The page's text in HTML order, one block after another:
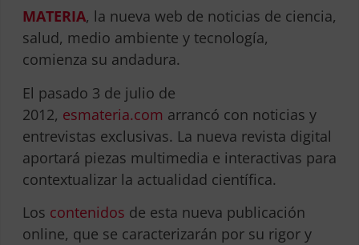
MATERIA, la nueva web de noticias de ciencia,
salud, medio ambiente y tecnología,
comienza su andadura.
El pasado 3 de julio de
2012, esmateria.com arrancó con noticias y
entrevistas exclusivas. La nueva revista digital
aportará piezas multimedia e interactivas para
contextualizar la actualidad científica.
Los contenidos de esta nueva publicación
online, que se caracterizarán por su rigor y